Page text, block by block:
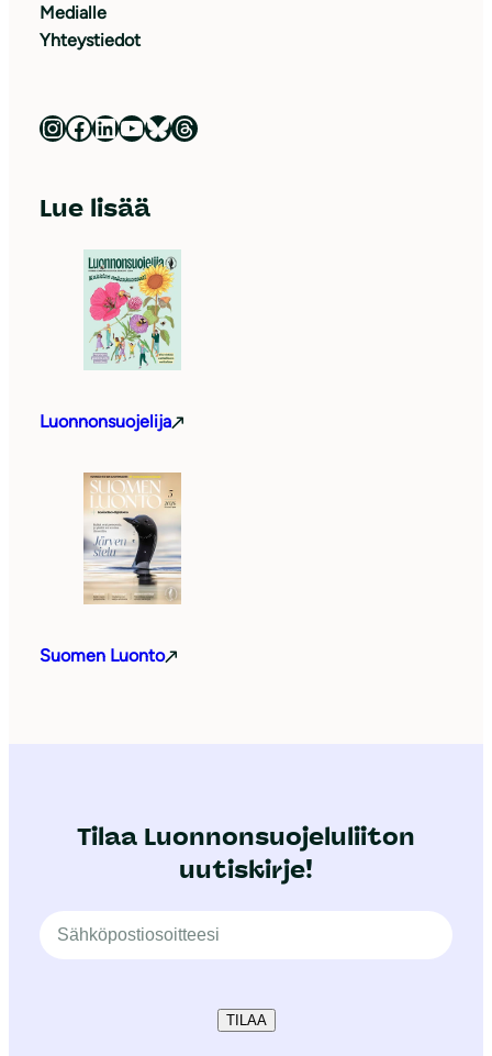
Medialle
Yhteystiedot
Luonnonsuojeluliitto Instagramissa Luonnonsuojeluliitto Facebookissa Luonnonsuojeluliitto LinkedInissä Luonnonsuojeluliiton YouTube-kanava Luonnonsuojeluliitto Blueskyssa Luonnonsuojeluliitto Threadsissa
Lue lisää
Luonnonsuojelija
Suomen Luonto
Tilaa Luonnonsuojeluliiton
uutiskirje!
TILAA